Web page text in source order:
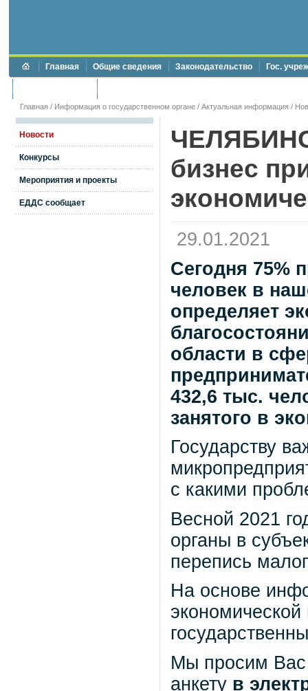
Главная Общие сведения Законодательство Гос.
Главная / Информация о государственном органе / Актуальная информация /
Новости
Конкурсы
Мероприятия и проекты
ЕДДС сообщает
бизнес
29.01.2021
Сегодня 75%
человек в
определяет
области в
432,6 тыс.
занятого в
Государству
с какими
Весной 2021
органы в
перепись
На основе
Мы просим
анкету в